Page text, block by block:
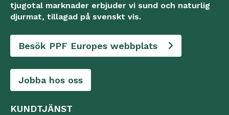
tjugotal marknader erbjuder vi sund och naturlig
djurmat, tillagad på svenskt vis.
Besök PPF Europes webbplats
Jobba hos oss
KUNDTJÄNST